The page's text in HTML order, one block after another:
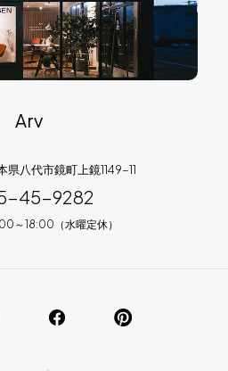
Arv
県八代市鏡町上鏡1149-11
45-9282
～18:00（水曜定休）